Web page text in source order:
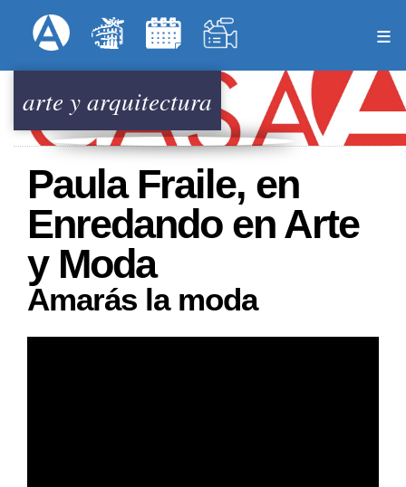
al
principal
Menú Superior
arte y arquitectura
Paula Fraile, en
Enredando en Arte
y Moda
Amarás la moda